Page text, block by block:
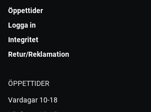
Öppettider
Logga in
Integritet
Retur/Reklamation
ÖPPETTIDER
Vardagar 10-18